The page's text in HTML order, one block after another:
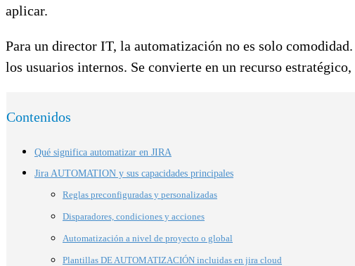
aplicar.
Para un director IT, la automatización no es solo
los usuarios internos. Se convierte en un recurso
Contenidos
Qué significa automatizar en JIRA
Jira AUTOMATION y sus capacidades principales
Reglas preconfiguradas y personalizadas
Disparadores, condiciones y acciones
Automatización a nivel de proyecto o global
Plantillas DE AUTOMATIZACIÓN incluidas en jira cloud